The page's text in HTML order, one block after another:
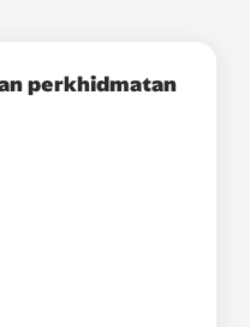
perkhidmatan